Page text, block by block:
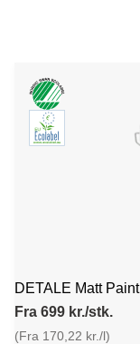
DETALE Matt Paint
Fra 699 kr./stk.
(Fra 170,22 kr./l)